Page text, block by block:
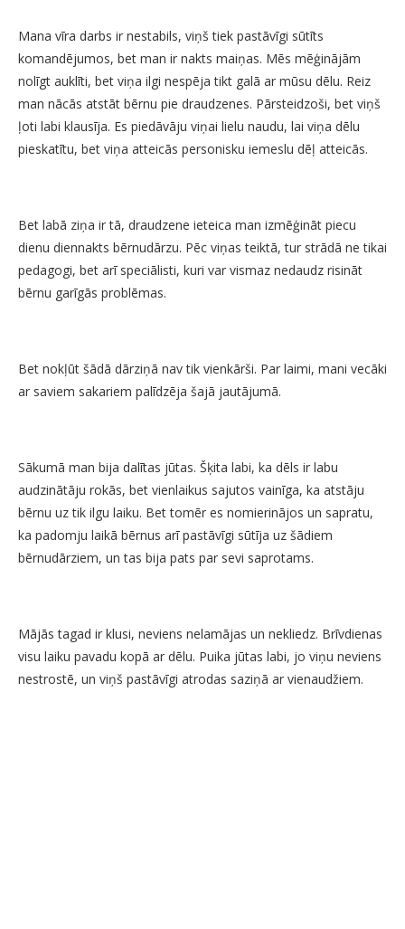
Mana vīra darbs ir nestabils, viņš tiek pastāvīgi sūtīts
komandējumos, bet man ir nakts maiņas. Mēs mēģinājām
nolīgt auklīti, bet viņa ilgi nespēja tikt galā ar mūsu dēlu. Reiz
man nācās atstāt bērnu pie draudzenes. Pārsteidzoši, bet viņš
ļoti labi klausīja. Es piedāvāju viņai lielu naudu, lai viņa dēlu
pieskatītu, bet viņa atteicās personisku iemeslu dēļ atteicās.
Bet labā ziņa ir tā, draudzene ieteica man izmēģināt piecu
dienu diennakts bērnudārzu. Pēc viņas teiktā, tur strādā ne tikai
pedagogi, bet arī speciālisti, kuri var vismaz nedaudz risināt
bērnu garīgās problēmas.
Bet nokļūt šādā dārziņā nav tik vienkārši. Par laimi, mani vecāki
ar saviem sakariem palīdzēja šajā jautājumā.
Sākumā man bija dalītas jūtas. Šķita labi, ka dēls ir labu
audzinātāju rokās, bet vienlaikus sajutos vainīga, ka atstāju
bērnu uz tik ilgu laiku. Bet tomēr es nomierinājos un sapratu,
ka padomju laikā bērnus arī pastāvīgi sūtīja uz šādiem
bērnudārziem, un tas bija pats par sevi saprotams.
Mājās tagad ir klusi, neviens nelamājas un nekliedz. Brīvdienas
visu laiku pavadu kopā ar dēlu. Puika jūtas labi, jo viņu neviens
nestrostē, un viņš pastāvīgi atrodas saziņā ar vienaudžiem.